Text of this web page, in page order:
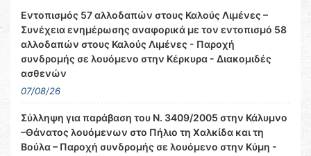
Εντοπισμός 57 αλλοδαπών στους Καλούς Λιμένες –
Συνέχεια ενημέρωσης αναφορικά με τον εντοπισμό 58
αλλοδαπών στους Καλούς Λιμένες - Παροχή
συνδρομής σε λουόμενο στην Κέρκυρα - Διακομιδές
ασθενών
07/08/26
Σύλληψη για παράβαση του Ν. 3409/2005 στην Κάλυμνο
–Θάνατος λουόμενων στο Πήλιο τη Χαλκίδα και τη
Βούλα – Παροχή συνδρομής σε λουόμενο στην Κύμη -